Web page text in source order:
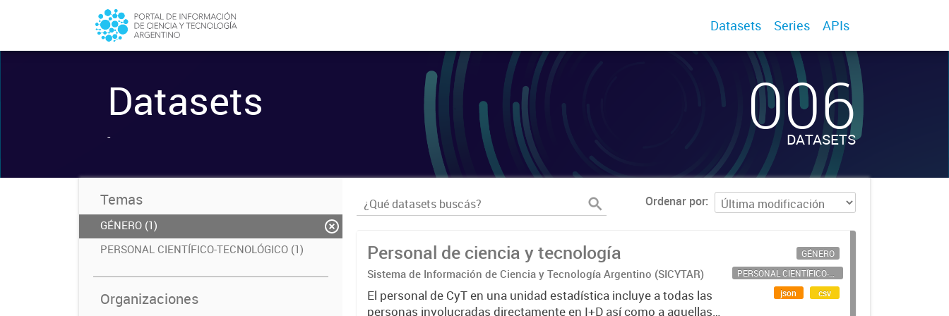
Datasets Series APIs
Datasets
- 006
DATASETS
Temas
GÉNERO (1)
PERSONAL CIENTÍFICO-TECNOLÓGICO (1)
Organizaciones
Ordenar por
Personal de ciencia y tecnología
Sistema de Información de Ciencia y Tecnología Argentino (SICYTAR)
El personal de CyT en una unidad estadística incluye a todas las
personas involucradas directamente en I+D así como a aquellas
GÉNERO
PERSONAL CIENTÍFICO-TECNOLÓGICO
json
csv